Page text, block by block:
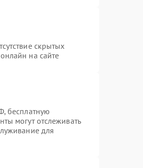
скрытых
на сайте
бесплатную
могут отслеживать
для